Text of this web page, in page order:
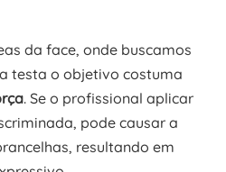
da face, onde buscamos
testa o objetivo costuma
. Se o profissional aplicar
pode causar a
resultando em